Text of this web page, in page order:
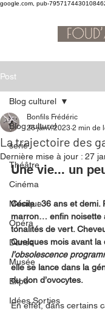
google.com, pub-
Post
Blog culturel
serie
Théâtre
Cinéma
Musique
Opéra
Danse
Musée
Expo
Idées Sorties
Blog culturel
La trajectoire des
Bonfils Frédéric
26 janv. 2023 2 min de
Dernière mise à jour : 27
Une vie... un
Cécile : 36 ans et demi.
marron… enfin noisette
tonalités de vert.
Quelques mois avant la
l’obsolescence
elle se lance dans la
du don d’ovocytes.
En effet, dans certains